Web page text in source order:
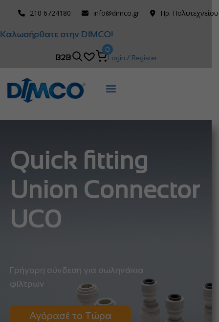
210 6724180 info@dimco.gr Ηρ.
Καλωσήρθατε στην DIMCO!
B2B
0
Login / Register
Quick fitting
Union Connector
UC0
Γρήγορη σύνδεση για σωληνάκια
φίλτρων
Αγόρασέ το Τώρα